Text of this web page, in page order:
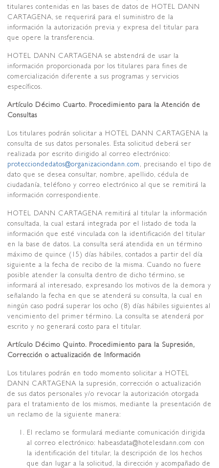
titulares contenidas en las bases de datos de HOTEL DANN
CARTAGENA, se requerirá para el suministro de la
información la autorización previa y expresa del titular para
que opere la transferencia.
HOTEL DANN CARTAGENA se abstendrá de usar la
información proporcionada por los titulares para fines de
comercialización diferente a sus programas y servicios
específicos.
Artículo Décimo Cuarto. Procedimiento para la Atención de
Consultas
Los titulares podrán solicitar a HOTEL DANN CARTAGENA la
consulta de sus datos personales. Esta solicitud deberá ser
realizada por escrito dirigido al correo electrónico:
protecciondedatos@organizaciondann.com, precisando el tipo de
dato que se desea consultar, nombre, apellido, cédula de
ciudadanía, teléfono y correo electrónico al que se remitirá la
información correspondiente.
HOTEL DANN CARTAGENA remitirá al titular la información
consultada, la cual estará integrada por el listado de toda la
información que esté vinculada con la identificación del titular
en la base de datos. La consulta será atendida en un término
máximo de quince (15) días hábiles, contados a partir del día
siguiente a la fecha de recibo de la misma. Cuando no fuere
posible atender la consulta dentro de dicho término, se
informará al interesado, expresando los motivos de la demora y
señalando la fecha en que se atenderá su consulta, la cual en
ningún caso podrá superar los ocho (8) días hábiles siguientes al
vencimiento del primer término. La consulta se atenderá por
escrito y no generará costo para el titular.
Artículo Décimo Quinto. Procedimiento para la Supresión,
Corrección o actualización de Información
Los titulares podrán en todo momento solicitar a HOTEL
DANN CARTAGENA la supresión, corrección o actualización
de sus datos personales y/o revocar la autorización otorgada
para el tratamiento de los mismos, mediante la presentación de
un reclamo de la siguiente manera:
El reclamo se formulará mediante comunicación dirigida
al correo electrónico: habeasdata@hotelesdann.com con
la identificación del titular, la descripción de los hechos
que dan lugar a la solicitud, la dirección y acompañado de